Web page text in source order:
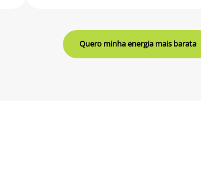
Quero minha energia mais barata